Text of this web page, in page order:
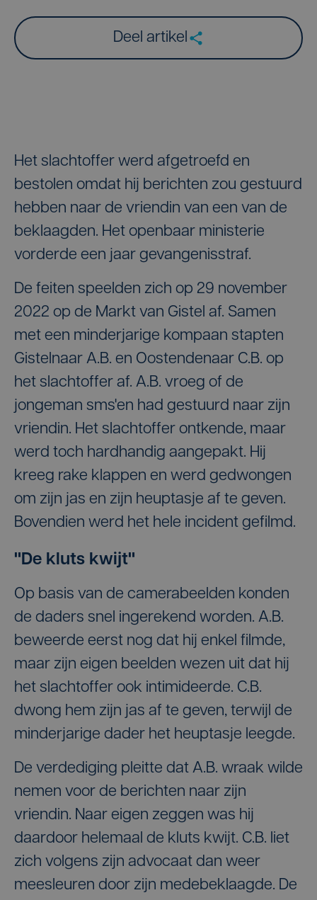
Deel artikel
Het slachtoffer werd afgetroefd en
bestolen omdat hij berichten zou gestuurd
hebben naar de vriendin van een van de
beklaagden. Het openbaar ministerie
vorderde een jaar gevangenisstraf.
De feiten speelden zich op 29 november
2022 op de Markt van Gistel af. Samen
met een minderjarige kompaan stapten
Gistelnaar A.B. en Oostendenaar C.B. op
het slachtoffer af. A.B. vroeg of de
jongeman sms'en had gestuurd naar zijn
vriendin. Het slachtoffer ontkende, maar
werd toch hardhandig aangepakt. Hij
kreeg rake klappen en werd gedwongen
om zijn jas en zijn heuptasje af te geven.
Bovendien werd het hele incident gefilmd.
"De kluts kwijt"
Op basis van de camerabeelden konden
de daders snel ingerekend worden. A.B.
beweerde eerst nog dat hij enkel filmde,
maar zijn eigen beelden wezen uit dat hij
het slachtoffer ook intimideerde. C.B.
dwong hem zijn jas af te geven, terwijl de
minderjarige dader het heuptasje leegde.
De verdediging pleitte dat A.B. wraak wilde
nemen voor de berichten naar zijn
vriendin. Naar eigen zeggen was hij
daardoor helemaal de kluts kwijt. C.B. liet
zich volgens zijn advocaat dan weer
meesleuren door zijn medebeklaagde. De